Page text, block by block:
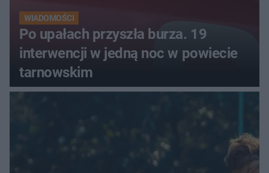
WIADOMOŚCI
Po upałach przyszła burza. 19
interwencji w jedną noc w powiecie
tarnowskim